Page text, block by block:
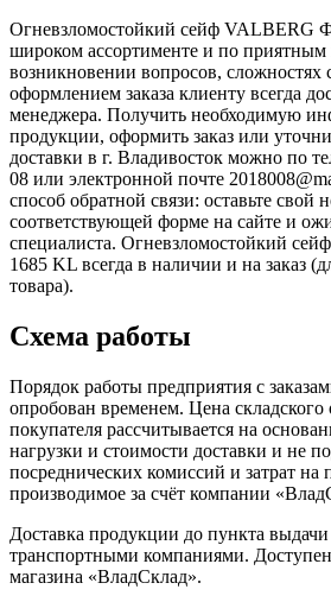
Огневзломостойкий сейф VALBERG
широком ассортименте и по
возникновении вопросов, сложностях
оформлением заказа клиенту всегда
менеджера. Получить необходимую
продукции, оформить заказ или
доставки в г. Владивосток можно по
08 или электронной почте
способ обратной связи: оставьте свой
соответствующей форме на сайте и
специалиста. Огневзломостойкий
1685 KL всегда в наличии и на заказ
товара).
Схема работы
Порядок работы предприятия с
опробован временем. Цена складского
покупателя рассчитывается на
нагрузки и стоимости доставки и не
посреднических комиссий и затрат на
производимое за счёт компании
Доставка продукции до пункта
транспортными компаниями.
магазина «ВладСклад».